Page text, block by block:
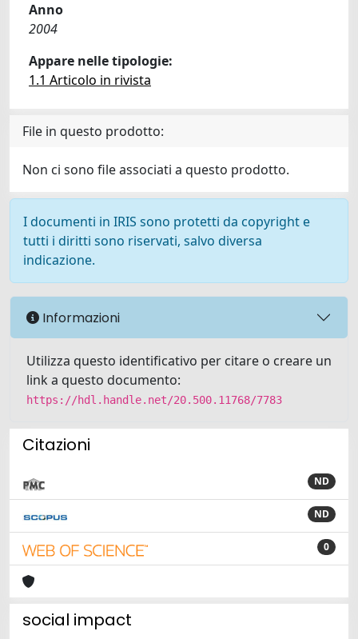
Anno
2004
Appare nelle tipologie:
1.1 Articolo in rivista
File in questo prodotto:
Non ci sono file associati a questo prodotto.
I documenti in IRIS sono protetti da copyright e
tutti i diritti sono riservati, salvo diversa
indicazione.
Informazioni
Utilizza questo identificativo per citare o creare un
link a questo documento:
https://hdl.handle.net/20.500.11768/7783
Citazioni
ND
ND
0
social impact